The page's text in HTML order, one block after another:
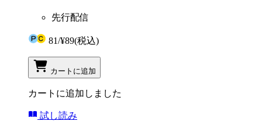
先行配信
81/¥89(税込)
カートに追加
カートに追加しました
試し読み